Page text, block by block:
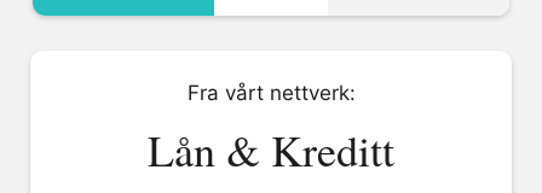
Fra vårt nettverk:
Lån & Kreditt